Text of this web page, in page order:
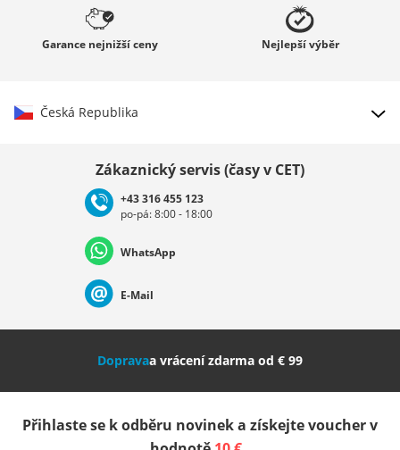
Garance nejnižší ceny Nejlepšívýběr
Česká Republika
Deutschland Österreich
Nederland Italia (Italiano) Italien (Deutsch)
Slovenija
Zákaznický servis (časy v CET)
+43 316 455 123
po-pá: 8:00 - 18:00
WhatsApp
E-Mail
Dopravaa vrácení zdarma od € 99
Přihlaste se k odběru novinek a získejte voucher v